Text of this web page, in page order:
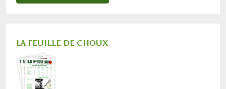
LA FEUILLE DE CHOUX